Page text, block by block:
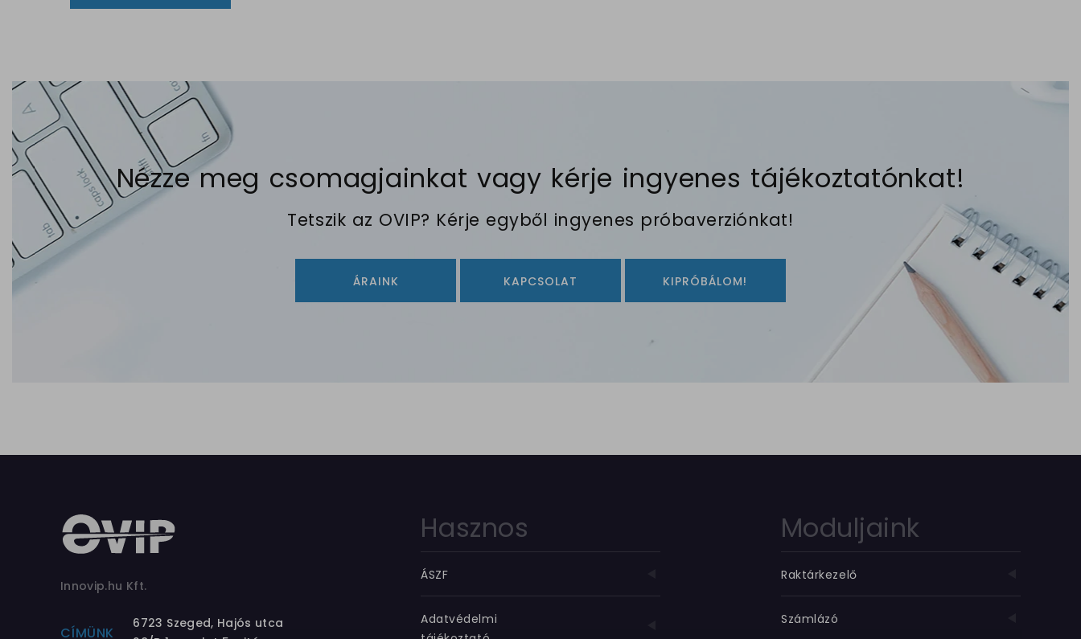
Nézze meg csomagjainkat vagy kérje ingyenes tájékoztatónkat!
Tetszik az OVIP? Kérje egyből ingyenes próbaverziónkat!
ÁRAINK KAPCSOLAT KIPRÓBÁLOM!
Innovip.hu Kft.
CÍMÜNK
6723 Szeged, Hajós utca
Hasznos
ÁSZF
Adatvédelmi
Moduljaink
Raktárkezelő
Számlázó